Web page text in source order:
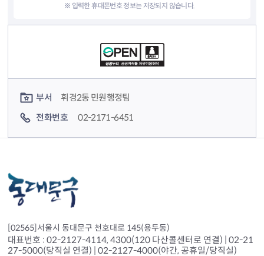
※ 입력한 휴대폰번호 정보는 저장되지 않습니다.
부서
휘경2동 민원행정팀
전화번호
02-2171-6451
[02565]서울시 동대문구 천호대로 145(용두동)
대표번호 : 02-2127-4114, 4300(120 다산콜센터로 연결) | 02-21
27-5000(당직실 연결) | 02-2127-4000(야간, 공휴일/당직실)